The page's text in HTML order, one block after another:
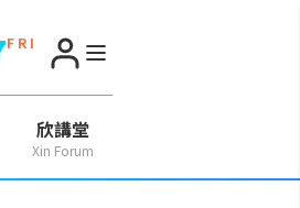
F R I
欣講堂
Xin Forum